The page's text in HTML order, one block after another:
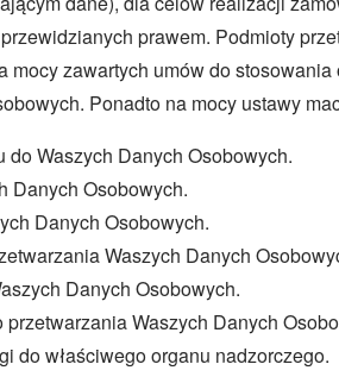
prawem. Podmioty
mocy zawartych umów do
Ponadto na mocy ustawy
do Waszych Danych Osobowych.
Danych Osobowych.
Danych Osobowych.
Waszych Danych
Danych Osobowych.
Waszych Danych
do właściwego organu nadzorczego.